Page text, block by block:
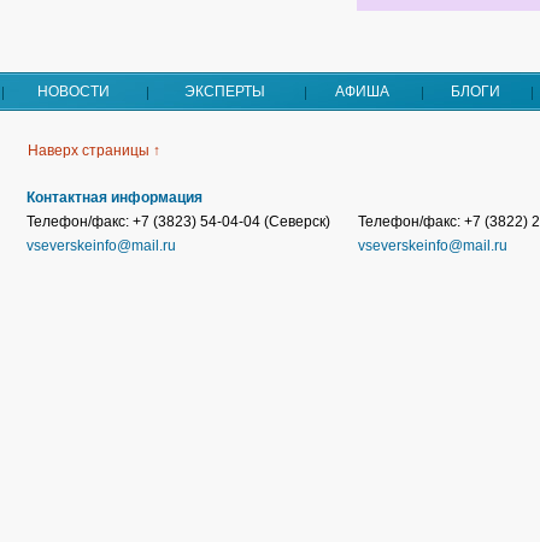
НОВОСТИ ЭКСПЕРТЫ АФИША БЛОГИ
Наверх страницы ↑
Контактная информация
Телефон/факс: +7 (3823) 54-04-04 (Северск)
vseverskeinfo@mail.ru
Телефон/факс: +7 (3822)
vseverskeinfo@mail.ru